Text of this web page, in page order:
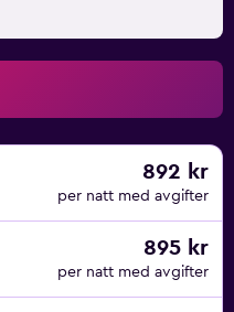
892 kr
per natt med avgifter
895 kr
per natt med avgifter